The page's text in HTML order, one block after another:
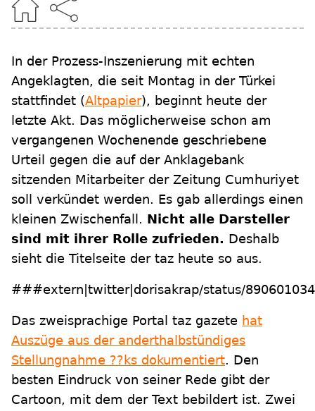
In der Prozess-Inszenierung mit echten
Angeklagten, die seit Montag in der Türkei
stattfindet (Altpapier), beginnt heute der
letzte Akt. Das möglicherweise schon am
vergangenen Wochenende geschriebene
Urteil gegen die auf der Anklagebank
sitzenden Mitarbeiter der Zeitung Cumhuriyet
soll verkündet werden. Es gab allerdings einen
kleinen Zwischenfall. Nicht alle Darsteller
sind mit ihrer Rolle zufrieden. Deshalb
sieht die Titelseite der taz heute so aus.
###extern|twitter|dorisakrap/status/
Das zweisprachige Portal taz gazete hat
Auszüge aus der anderthalbstündiges
Stellungnahme ??ks dokumentiert. Den
besten Eindruck von seiner Rede gibt der
Cartoon, mit dem der Text bebildert ist. Zwei